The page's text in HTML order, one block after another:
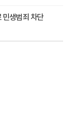
민생범죄 차단